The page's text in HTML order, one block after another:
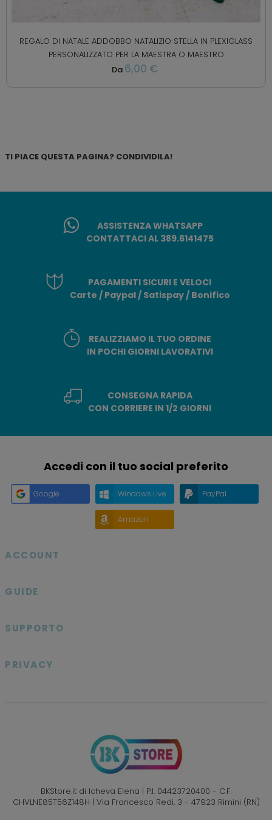
REGALO DI NATALE ADDOBBO NATALIZIO STELLA IN PLEXIGLASS
PERSONALIZZATO PER LA MAESTRA O MAESTRO
Da 6,00 €
TI PIACE QUESTA PAGINA? CONDIVIDILA!
ASSISTENZA WHATSAPP
CONTATTACI AL 389.6141475
PAGAMENTI SICURI E VELOCI
Carte / Paypal / Satispay / Bonifico
REALIZZIAMO IL TUO ORDINE
IN POCHI GIORNI LAVORATIVI
CONSEGNA RAPIDA
CON CORRIERE IN 1/2 GIORNI
Accedi con il tuo social preferito
Google Windows Live PayPal
Amazon
ACCOUNT
GUIDE
SUPPORTO
PRIVACY
BKStore.it di Icheva Elena | P.I. 04423720400 - C.F.
CHVLNE85T56Z148H | Via Francesco Redi, 3 - 47923 Rimini (RN)